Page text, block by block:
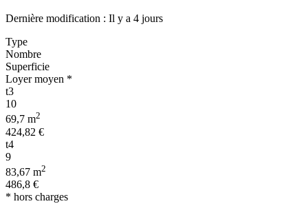
Dernière modification : Il y a 4 jours
Type
Nombre
Superficie
Loyer moyen *
t3
10
69,7 m2
424,82 €
t4
9
83,67 m2
486,8 €
* hors charges